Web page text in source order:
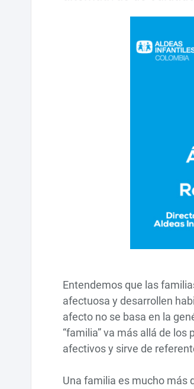
Entendemos que las
afectuosa y desarrollen
afecto no se basa en la
“familia” va más allá de
afectivos y sirve de
Una familia es mucho más